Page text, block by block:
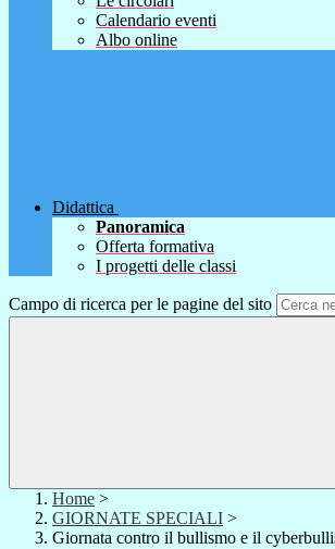
Calendario eventi
Albo online
Didattica
Panoramica
Offerta formativa
I progetti delle classi
Campo di ricerca per le pagine del sito
Home >
GIORNATE SPECIALI >
Giornata contro il bullismo e il